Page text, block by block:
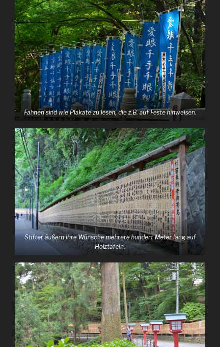
Fahnen sind wie Plakate zu lesen, die z.B. auf Feste hinweisen.
Stifter äußern ihre Wünsche mehrere hundert Meter lang auf
Holztafeln.